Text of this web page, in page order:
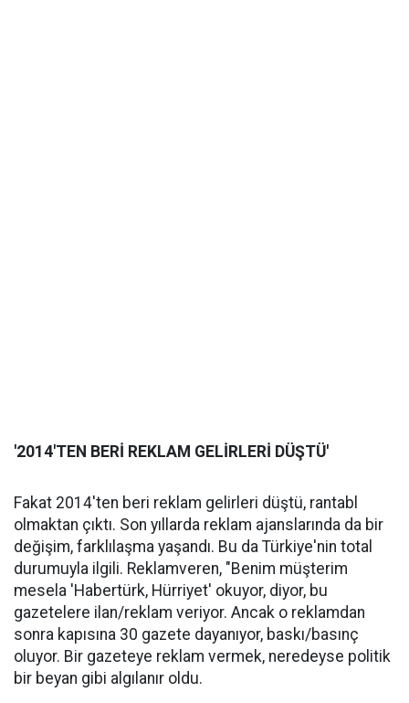
'2014'TEN BERİ REKLAM GELİRLERİ DÜŞTÜ'
Fakat 2014'ten beri reklam gelirleri düştü, rantabl
olmaktan çıktı. Son yıllarda reklam ajanslarında da bir
değişim, farklılaşma yaşandı. Bu da Türkiye'nin total
durumuyla ilgili. Reklamveren, "Benim müşterim
mesela 'Habertürk, Hürriyet' okuyor, diyor, bu
gazetelere ilan/reklam veriyor. Ancak o reklamdan
sonra kapısına 30 gazete dayanıyor, baskı/basınç
oluyor. Bir gazeteye reklam vermek, neredeyse politik
bir beyan gibi algılanır oldu.